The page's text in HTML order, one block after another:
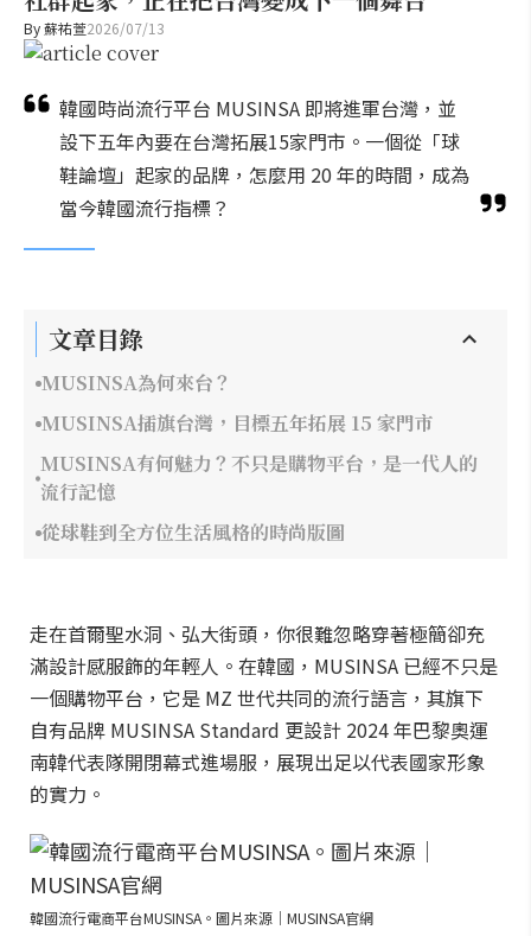
By蘇祐萱2026/07/13
韓國時尚流行平台 MUSINSA 即將進軍台灣，並
設下五年內要在台灣拓展15家門市。一個從「球
鞋論壇」起家的品牌，怎麼用 20 年的時間，成為
當今韓國流行指標？
文章目錄
MUSINSA為何來台？
MUSINSA插旗台灣，目標五年拓展 15 家門市
MUSINSA有何魅力？不只是購物平台，是一代人的
流行記憶
從球鞋到全方位生活風格的時尚版圖
走在首爾聖水洞、弘大街頭，你很難忽略穿著極簡卻充
滿設計感服飾的年輕人。在韓國，MUSINSA 已經不只是
一個購物平台，它是 MZ 世代共同的流行語言，其旗下
自有品牌 MUSINSA Standard 更設計 2024 年巴黎奧運
南韓代表隊開閉幕式進場服，展現出足以代表國家形象
的實力。
韓國流行電商平台MUSINSA。圖片來源｜MUSINSA官網